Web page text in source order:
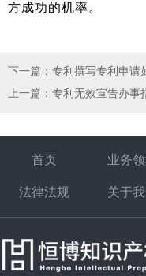
方成功的机率。
下一篇 ： 专利撰写专利申请
上一篇 ： 专利无效宣告办事
首页 业务
法律法规 关于